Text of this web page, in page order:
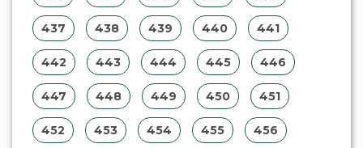
482 483 484 485 486
487 488 489 490 491
492 493 494 495 496
497 498 499 500 501